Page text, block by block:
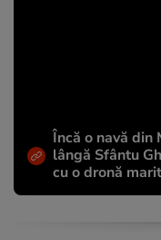
Încă o navă din
lângă Sfântu
cu o dronă